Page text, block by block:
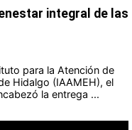
integral de las
para la Atención de
Hidalgo (IAAMEH), el
la entrega ...